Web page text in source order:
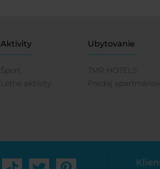
Aktivity
Šport
Letné aktivity
Ubytovanie
TMR HOTELS
Predaj apartmánov